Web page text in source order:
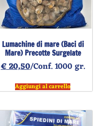
Lumachine di mare (Baci di
Mare) Precotte Surgelate
€20,50/Conf. 1000 gr.
Aggiungi al carrello